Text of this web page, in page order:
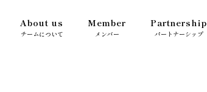
チームについて
About us
メンバー
Member
パートナーシップ
Partnership